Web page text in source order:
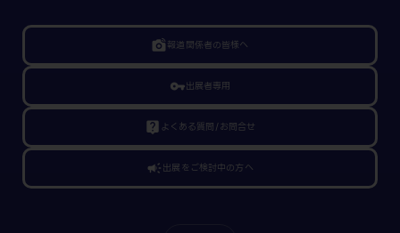
linked_camera報道関係者の皆様へ
vpn_key出展者専用
live_help よくある質問/お問合せ
campaign出展をご検討中の方へ